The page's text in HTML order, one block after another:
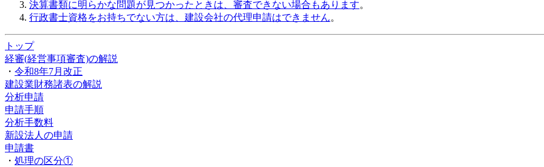
決算書類に明らかな問題が見つかったときは、審査できない場合もあります。
行政書士資格をお持ちでない方は、建設会社の代理申請はできません。
トップ
経審(経営事項審査)の解説
・ 令和8年7月改正
建設業財務諸表の解説
分析申請
申請手順
分析手数料
新設法人の申請
申請書
・ 処理の区分①